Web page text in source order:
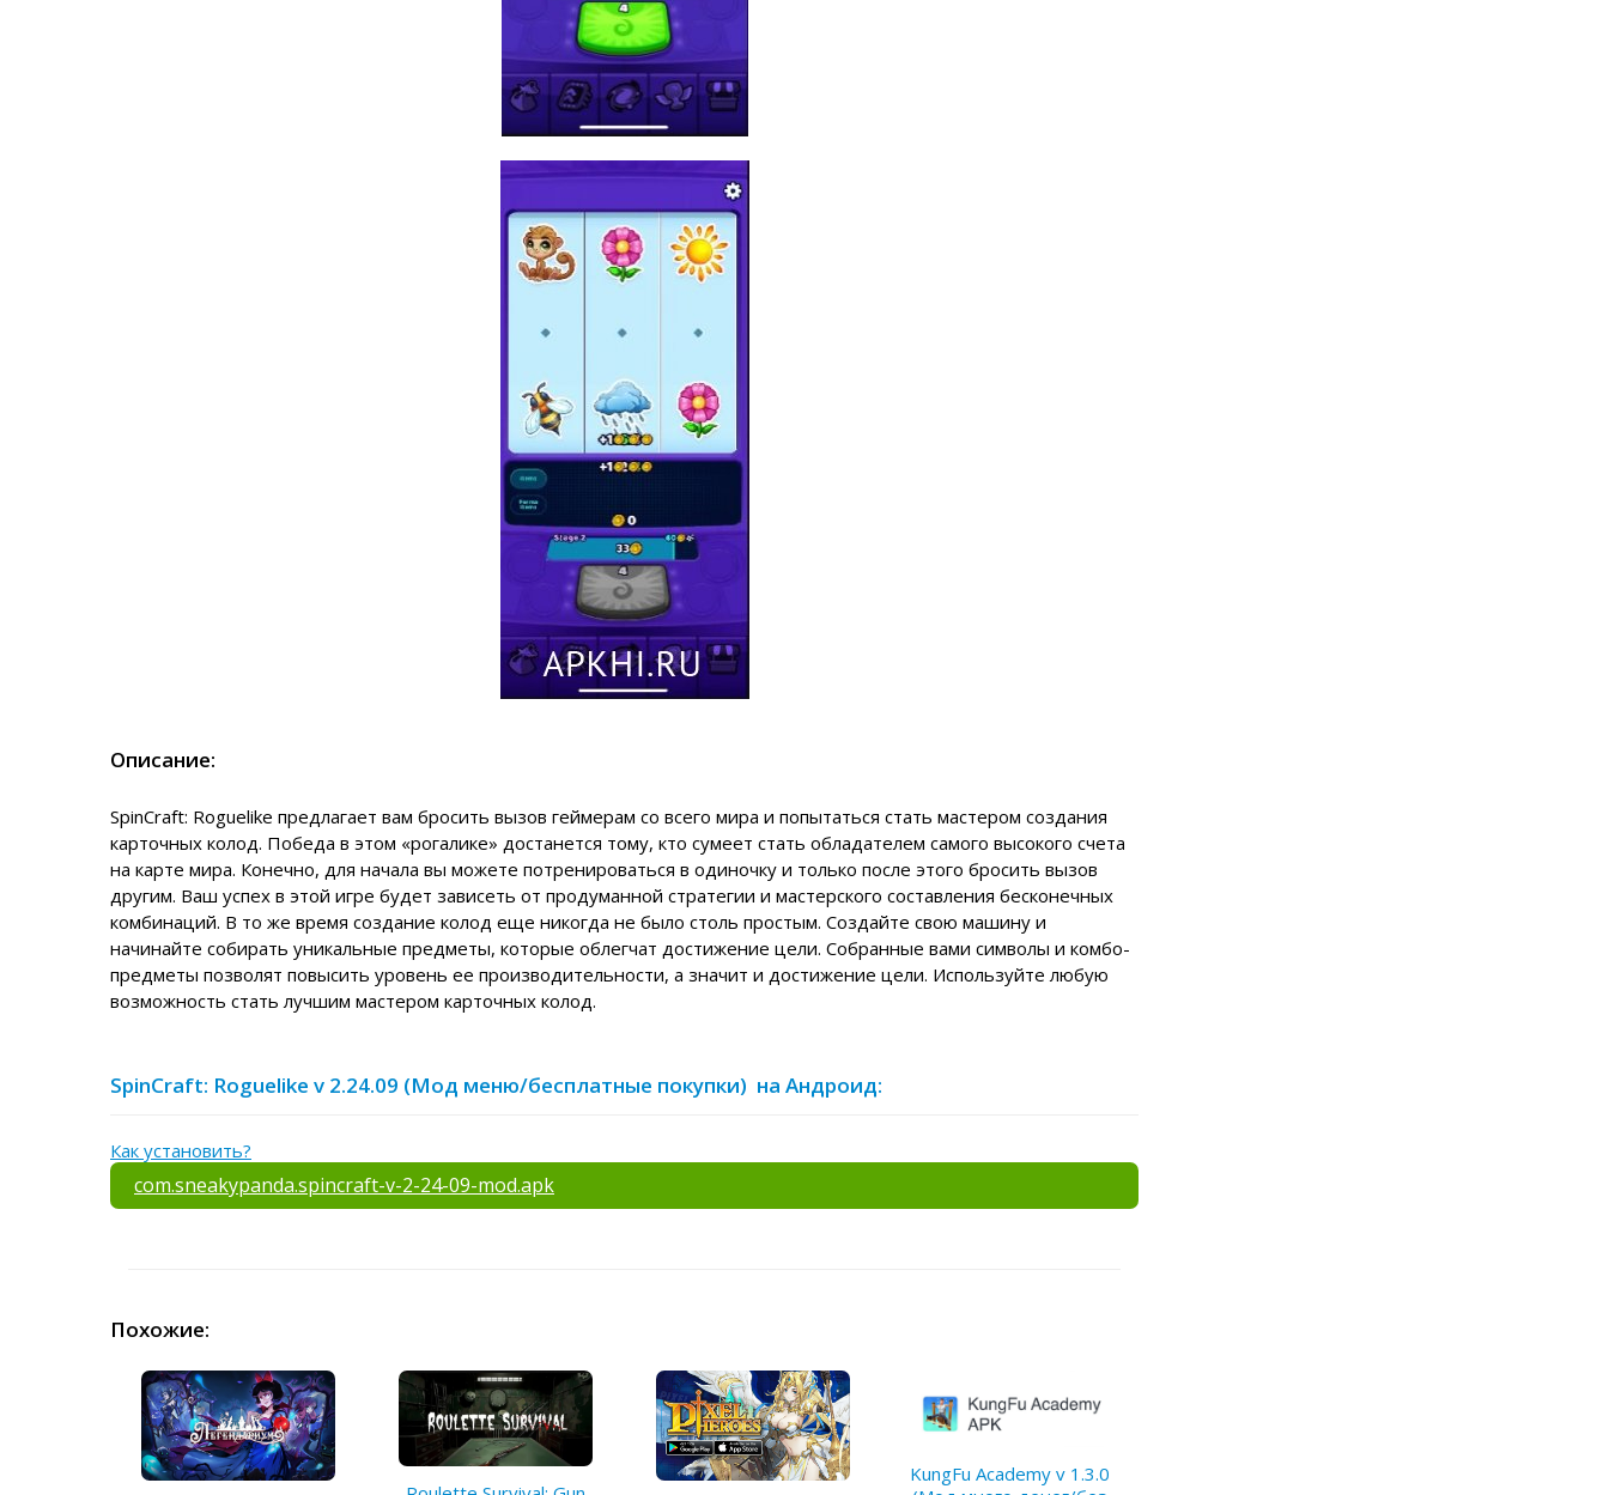
Описание:
SpinCraft: Roguelike предлагает вам бросить вызов геймерам со всего мира и попытаться стать мастером создания
карточных колод. Победа в этом «рогалике» достанется тому, кто сумеет стать обладателем самого высокого счета
на карте мира. Конечно, для начала вы можете потренироваться в одиночку и только после этого бросить вызов
другим. Ваш успех в этой игре будет зависеть от продуманной стратегии и мастерского составления бесконечных
комбинаций. В то же время создание колод еще никогда не было столь простым. Создайте свою машину и
начинайте собирать уникальные предметы, которые облегчат достижение цели. Собранные вами символы и комбо-
предметы позволят повысить уровень ее производительности, а значит и достижение цели. Используйте любую
возможность стать лучшим мастером карточных колод.
SpinCraft: Roguelike v 2.24.09 (Мод меню/бесплатные покупки) на Андроид:
Как установить?
com.sneakypanda.spincraft-v-2-24-09-mod.apk
Похожие:
KungFu Academy v 1.3.0